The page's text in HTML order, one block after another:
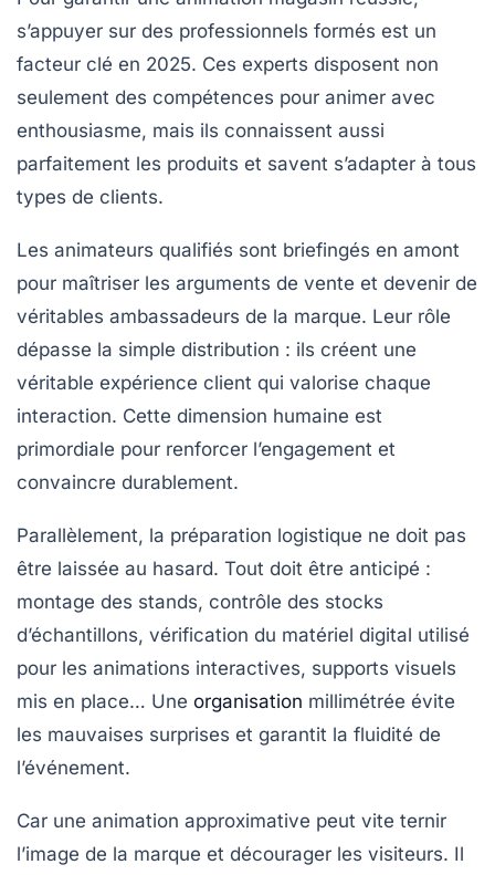
s’appuyer sur des professionnels formés est un
facteur clé en 2025. Ces experts disposent non
seulement des compétences pour animer avec
enthousiasme, mais ils connaissent aussi
parfaitement les produits et savent s’adapter à tous
types de clients.
Les animateurs qualifiés sont briefingés en amont
pour maîtriser les arguments de vente et devenir de
véritables ambassadeurs de la marque. Leur rôle
dépasse la simple distribution : ils créent une
véritable expérience client qui valorise chaque
interaction. Cette dimension humaine est
primordiale pour renforcer l’engagement et
convaincre durablement.
Parallèlement, la préparation logistique ne doit pas
être laissée au hasard. Tout doit être anticipé :
montage des stands, contrôle des stocks
d’échantillons, vérification du matériel digital utilisé
pour les animations interactives, supports visuels
mis en place… Une organisation millimétrée évite
les mauvaises surprises et garantit la fluidité de
l’événement.
Car une animation approximative peut vite ternir
l’image de la marque et décourager les visiteurs. Il